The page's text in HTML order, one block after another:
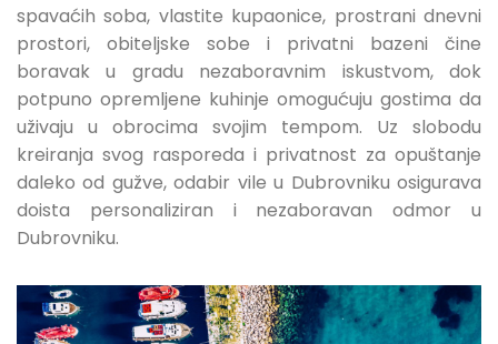
spavaćih soba, vlastite kupaonice, prostrani dnevni
prostori, obiteljske sobe i privatni bazeni čine
boravak u gradu nezaboravnim iskustvom, dok
potpuno opremljene kuhinje omogućuju gostima da
uživaju u obrocima svojim tempom. Uz slobodu
kreiranja svog rasporeda i privatnost za opuštanje
daleko od gužve, odabir vile u Dubrovniku osigurava
doista personaliziran i nezaboravan odmor u
Dubrovniku.